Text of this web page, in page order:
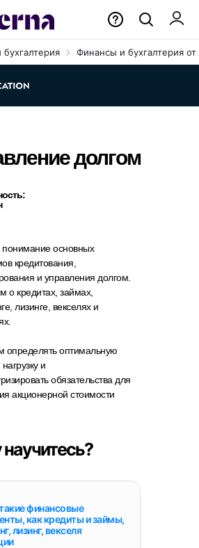
Финансы и бухгалтерия
долгом
основных
кредитования,
и управления долгом.
о кредитах, займах,
лизинге, векселях и
оптимальную
и
обязательства для
акционерной стоимости
финансовые
как кредиты и займы,
лизинг, векселя